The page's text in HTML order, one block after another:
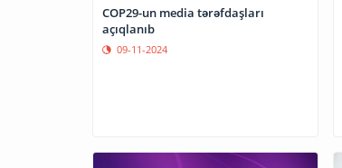
COP29-un media tərəfdaşları
açıqlanıb
09-11-2024